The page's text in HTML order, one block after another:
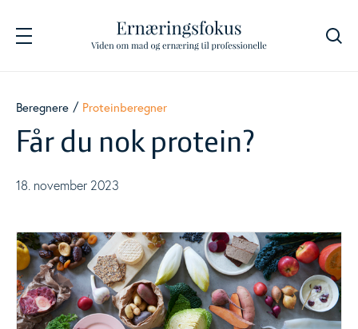
Navigation
Fødevarer
Energi og næringsstoffer
Måltidsberegner
Jernberegner
Beregnere Proteinberegner
Får du nok protein?
18. november 2023